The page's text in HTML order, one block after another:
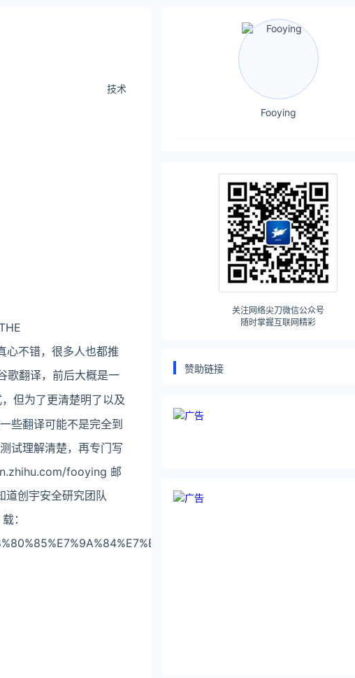
技术
心不错，很多人也都推
歌翻译，前后大概是一
但为了更清楚明了以及
些翻译可能不是完全到
试理解清楚，再专门写
fooying 邮
创宇安全研究团队
：
Fooying
关注网络尖刀微信公众号
随时掌握互联网精彩
赞助链接